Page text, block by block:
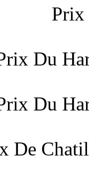
Prix
Du
Du
De